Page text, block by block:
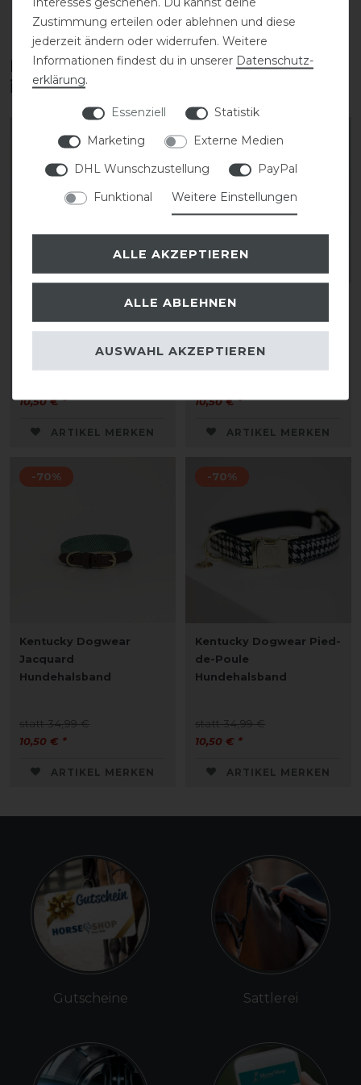
Diese Produkte könnten dich auch
interessieren
-70%
Kentucky Dogwear
Jacquard
10,50 € *
ARTIKEL MERKEN
-70%
Kentucky Dogwear
Jacquard
10,50 € *
ARTIKEL MERKEN
-70%
Kentucky Dogwear
Jacquard
Hundehalsband
statt 34,99 €
10,50 € *
ARTIKEL MERKEN
-70%
Kentucky Dogwear Pied-
de-Poule
Hundehalsband
statt 34,99 €
10,50 € *
ARTIKEL MERKEN
Gutscheine Sattlerei
Zustimmung erteilen oder ablehnen und diese
jederzeit ändern oder widerrufen. Weitere
Informationen findest du in unserer Daten­schutz­
erklärung.
Essenziell
Statistik
Marketing
Externe Medien
DHL Wunschzustellung
PayPal
Funktional
Weitere Einstellungen
ALLE AKZEPTIEREN
ALLE ABLEHNEN
AUSWAHL AKZEPTIEREN